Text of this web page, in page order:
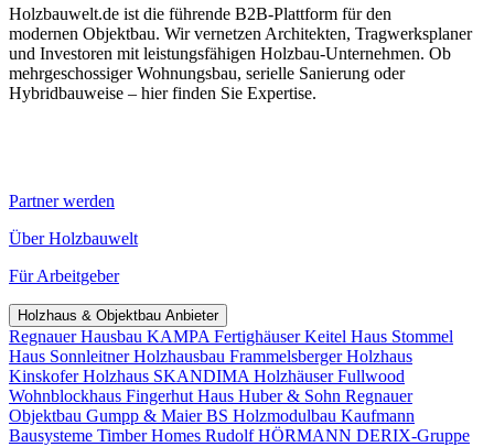
Holzbauwelt.de ist die führende B2B-Plattform für den
modernen Objektbau. Wir vernetzen Architekten, Tragwerksplaner
und Investoren mit leistungsfähigen Holzbau-Unternehmen. Ob
mehrgeschossiger Wohnungsbau, serielle Sanierung oder
Hybridbauweise – hier finden Sie Expertise.
Partner werden
Über Holzbauwelt
Für Arbeitgeber
Holzhaus & Objektbau Anbieter
Regnauer Hausbau KAMPA FertighäuserKeitel Haus Stommel
Haus Sonnleitner Holzhausbau Frammelsberger Holzhaus
Kinskofer Holzhaus SKANDIMA HolzhäuserFullwood
Wohnblockhaus Fingerhut Haus Huber & Sohn Regnauer
Objektbau Gumpp & MaierBS Holzmodulbau Kaufmann
Bausysteme Timber Homes Rudolf HÖRMANN DERIX-Gruppe